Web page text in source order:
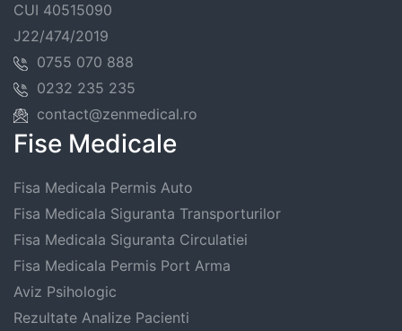
CUI 40515090
J22/474/2019
0755 070 888
0232 235 235
contact@zenmedical.ro
Fise Medicale
Fisa Medicala Permis Auto
Fisa Medicala Siguranta Transporturilor
Fisa Medicala Siguranta Circulatiei
Fisa Medicala Permis Port Arma
Aviz Psihologic
Rezultate Analize Pacienti